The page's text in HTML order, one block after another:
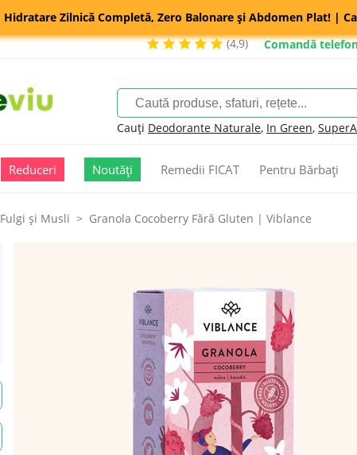
Hidratare Zilnică Completă, Zero Balonare și Abdomen Plat! |
(4,9)
Comandă
Cauți Deodorante Naturale, In Green,
Reduceri Noutăți Remedii FICAT Pentru Bărbați
Fulgi şi Musli Granola Cocoberry Fără Gluten | Viblance